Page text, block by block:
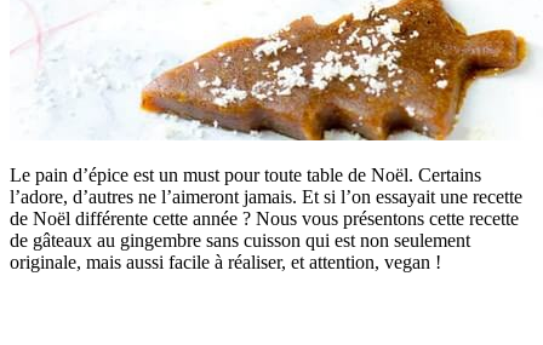
Le pain d’épice est un must pour toute table de Noël. Certains
l’adore, d’autres ne l’aimeront jamais. Et si l’on essayait une recette
de Noël différente cette année ? Nous vous présentons cette recette
de gâteaux au gingembre sans cuisson qui est non seulement
originale, mais aussi facile à réaliser, et attention, vegan !